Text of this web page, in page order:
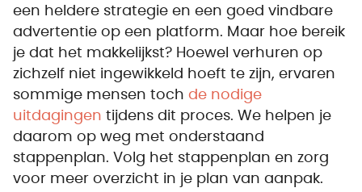
een heldere strategie en een goed vindbare
advertentie op een platform. Maar hoe bereik
je dat het makkelijkst? Hoewel verhuren op
zichzelf niet ingewikkeld hoeft te zijn, ervaren
sommige mensen toch de nodige
uitdagingen tijdens dit proces. We helpen je
daarom op weg met onderstaand
stappenplan. Volg het stappenplan en zorg
voor meer overzicht in je plan van aanpak.